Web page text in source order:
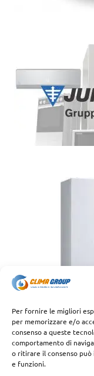
Per fornire le migliori
per memorizzare e/o
consenso a queste
comportamento di
o ritirare il consenso
e funzioni.